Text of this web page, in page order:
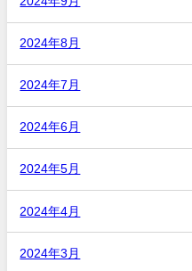
2024年8月
2024年7月
2024年6月
2024年5月
2024年4月
2024年3月